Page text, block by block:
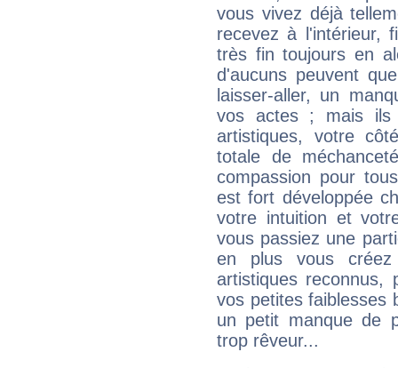
vous vivez déjà
recevez à l'intérieur,
très fin toujours en
d'aucuns peuvent
laisser-aller, un
vos actes ; mais ils
artistiques, votre
totale de
compassion pour
est fort développée
votre intuition et
vous passiez une
en plus vous
artistiques reconnus,
vos petites faiblesses
un petit manque de
trop rêveur...